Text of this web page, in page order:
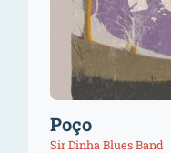
Poço
Sir Dinha Blues Band